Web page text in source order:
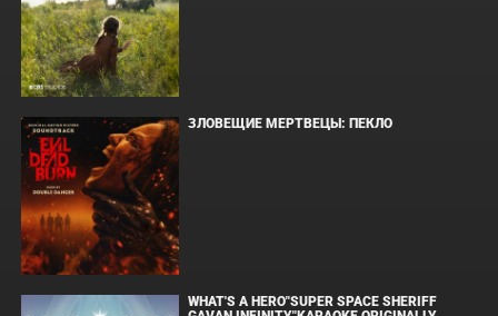
ЗЛОВЕЩИЕ МЕРТВЕЦЫ: ПЕКЛО
WHAT'S A HERO"SUPER SPACE SHERIFF